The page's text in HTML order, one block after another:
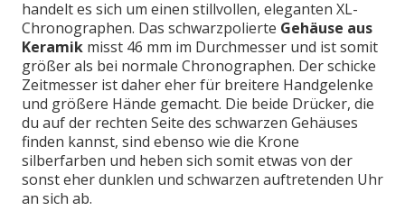
handelt es sich um einen stillvollen, eleganten XL-
Chronographen. Das schwarzpolierte Gehäuse aus
Keramik misst 46 mm im Durchmesser und ist somit
größer als bei normale Chronographen. Der schicke
Zeitmesser ist daher eher für breitere Handgelenke
und größere Hände gemacht. Die beide Drücker, die
du auf der rechten Seite des schwarzen Gehäuses
finden kannst, sind ebenso wie die Krone
silberfarben und heben sich somit etwas von der
sonst eher dunklen und schwarzen auftretenden Uhr
an sich ab.